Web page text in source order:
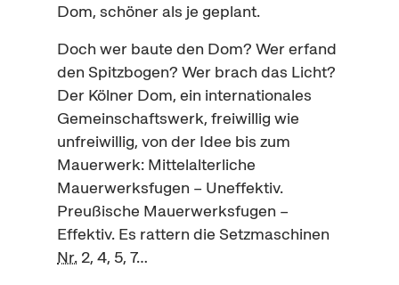
Dom, schöner als je geplant.
Doch wer baute den Dom? Wer erfand
den Spitzbogen? Wer brach das Licht?
Der Kölner Dom, ein internationales
Gemeinschaftswerk, freiwillig wie
unfreiwillig, von der Idee bis zum
Mauerwerk: Mittelalterliche
Mauerwerksfugen – Uneffektiv.
Preußische Mauerwerksfugen –
Effektiv. Es rattern die Setzmaschinen
Nr. 2, 4, 5, 7…